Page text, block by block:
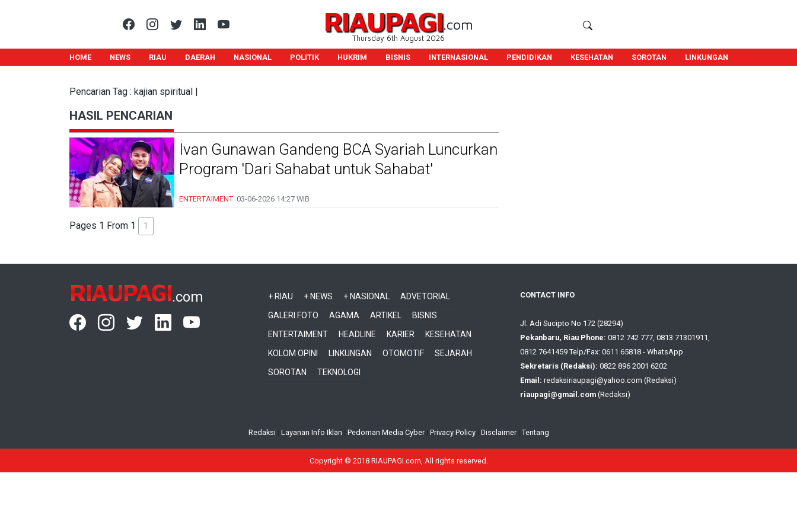
RIAUPAGI.com
Thursday 6th August 2026
HOME NEWS RIAU DAERAH NASIONAL POLITIK HUKRIM BISNIS INTERNASIONAL PENDIDIKAN KESEHATAN SOROTAN LINKUNGAN
Pencarian Tag : kajian spiritual |
HASIL PENCARIAN
Ivan Gunawan Gandeng BCA Syariah Luncurkan
Program 'Dari Sahabat untuk Sahabat'
ENTERTAIMENT 03-06-2026 14:27 WIB
Pages 1 From 1 1
RIAUPAGI.com + RIAU + NEWS + NASIONAL
ADVETORIAL
GALERI FOTO
AGAMA ARTIKEL
BISNIS
ENTERTAIMENT
HEADLINE KARIER
KESEHATAN
KOLOM OPINI
LINKUNGAN OTOMOTIF
SEJARAH
SOROTAN
TEKNOLOGI
CONTACT INFO
Jl. Adi Sucipto No 172 (28294)
Pekanbaru, Riau Phone: 0812 742 777, 0813 71301911,
0812 7641459 Telp/Fax: 0611 65818 - WhatsApp
Sekretaris (Redaksi): 0822 896 2001 6202
Email: redaksiriaupagi@yahoo.com (Redaksi)
riaupagi@gmail.com (Redaksi)
Redaksi Layanan Info Iklan Pedoman Media Cyber| Privacy Policy| Disclaimer| Tentang
Copyright © 2018 RIAUPAGI.com, All rights reserved.